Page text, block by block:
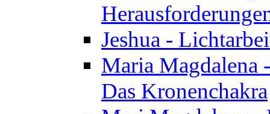
Jeshua -
Maria Magdalena
Das Kronenchakra